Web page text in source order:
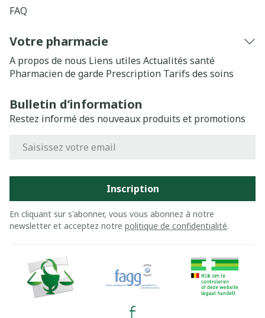
FAQ
Votre pharmacie
A propos de nous Liens utiles Actualités santé
Pharmacien de garde Prescription Tarifs des soins
Bulletin d’information
Restez informé des nouveaux produits et promotions
Inscription
En cliquant sur s'abonner, vous vous abonnez à notre
newsletter et acceptez notre politique de confidentialité.